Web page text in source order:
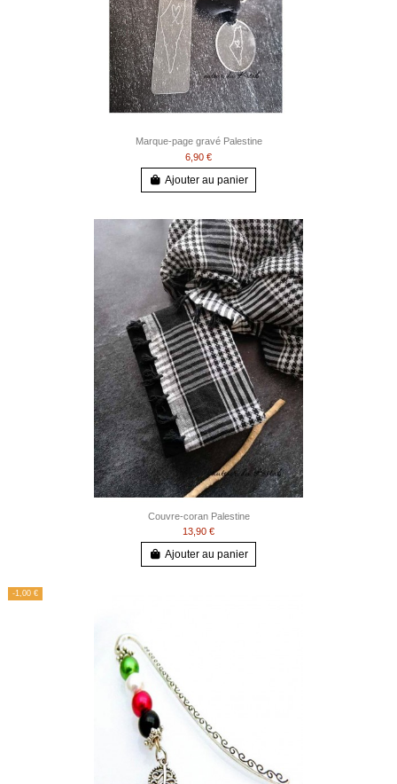
Marque-page gravé Palestine
6,90 €
Ajouter au panier
Couvre-coran Palestine
13,90 €
Ajouter au panier
-1,00 €